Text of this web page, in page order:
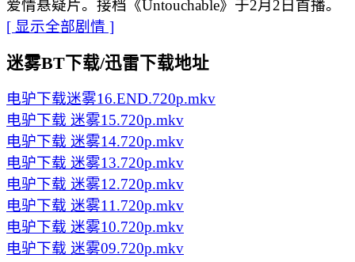
爱情悬疑片。接档《Untouchable》于2月2日首播。
[ 显示全部剧情 ]
迷雾BT下载/迅雷下载地址
电驴下载迷雾16.END.720p.mkv
电驴下载 迷雾15.720p.mkv
电驴下载 迷雾14.720p.mkv
电驴下载 迷雾13.720p.mkv
电驴下载 迷雾12.720p.mkv
电驴下载 迷雾11.720p.mkv
电驴下载 迷雾10.720p.mkv
电驴下载 迷雾09.720p.mkv